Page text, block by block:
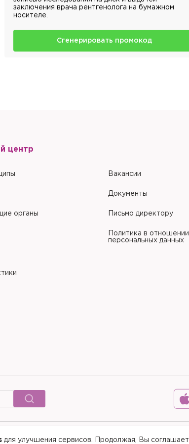
заключения врача рентгенолога на бумажном
носителе.
Сгенерировать промокод
для улучшения сервисов. Продолжая, Вы
центр
органы
Вакансии
Документы
Письмо директору
Политика в
персональных данных